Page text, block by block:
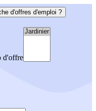
d'offres d'emploi ?
d'offre